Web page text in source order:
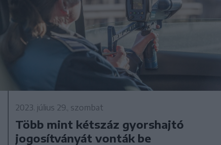
2023. július 29., szombat
Több mint kétszáz gyorshajtó
jogosítványát vonták be